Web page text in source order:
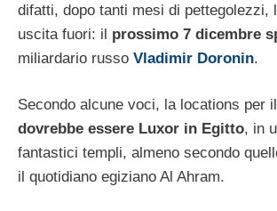
difatti, dopo tanti mesi di pettegolezzi,
uscita fuori: il prossimo 7 dicembre
miliardario russo Vladimir Doronin.
Secondo alcune voci, la locations per il
dovrebbe essere Luxor in Egitto, in
fantastici templi, almeno secondo
il quotidiano egiziano Al Ahram.